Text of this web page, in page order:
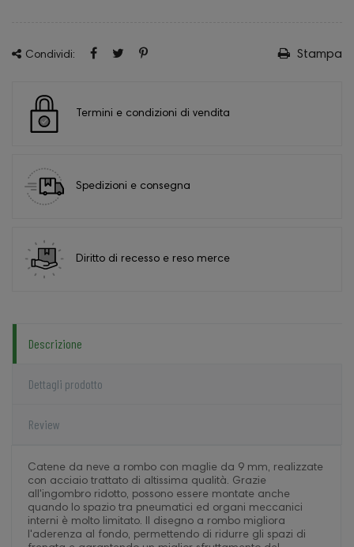
Condividi: Stampa
Termini e condizioni di vendita
Spedizioni e consegna
Diritto di recesso e reso merce
Descrizione
Dettagli prodotto
Review
Catene da neve a rombo con maglie da 9 mm, realizzate
con acciaio trattato di altissima qualità. Grazie
all'ingombro ridotto, possono essere montate anche
quando lo spazio tra pneumatici ed organi meccanici
interni è molto limitato. Il disegno a rombo migliora
l'aderenza al fondo, permettendo di ridurre gli spazi di